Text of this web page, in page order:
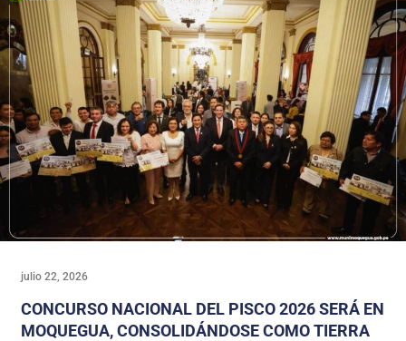
julio 22, 2026
CONCURSO NACIONAL DEL PISCO 2026 SERÁ EN
MOQUEGUA, CONSOLIDÁNDOSE COMO TIERRA